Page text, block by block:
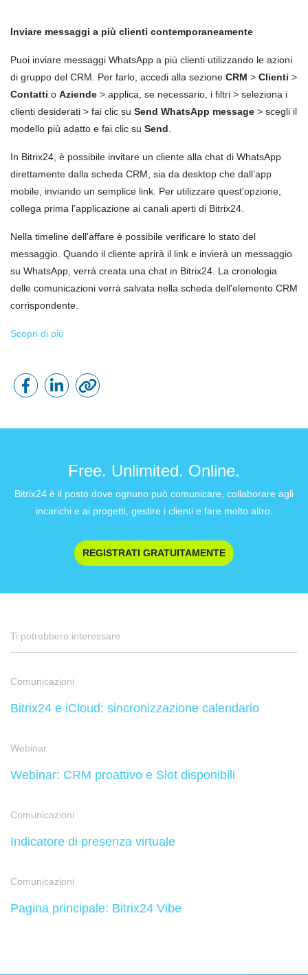
Inviare messaggi a più clienti contemporaneamente
Puoi inviare messaggi WhatsApp a più clienti utilizzando le azioni
di gruppo del CRM. Per farlo, accedi alla sezione CRM > Clienti >
Contatti o Aziende > applica, se necessario, i filtri > seleziona i
clienti desiderati > fai clic su Send WhatsApp message > scegli il
modello più adatto e fai clic su Send
In Bitrix24, è possibile invitare un cliente alla chat di WhatsApp
direttamente dalla scheda CRM, sia da desktop che dall’app
mobile, inviando un semplice link. Per utilizzare quest'opzione,
collega prima l’applicazione ai canali aperti di Bitrix24.
Nella timeline dell'affare è possibile verificare lo stato del
messaggio. Quando il cliente aprirà il link e invierà un messaggio
su WhatsApp, verrà creata una chat in Bitrix24. La cronologia
delle comunicazioni verrà salvata nella scheda dell'elemento CRM
corrispondente.
Scopri di più
Free. Unlimited. Online.
Bitrix24 è il posto dove ognuno può comunicare, collaborare agli
incarichi e ai progetti, gestire i clienti e fare molto altro.
REGISTRATI GRATUITAMENTE
Ti potrebbero interessare
Comunicazioni
Bitrix24 e iCloud: sincronizzazione calendario
Webinar
Webinar: CRM proattivo e Slot disponibili
Comunicazioni
Indicatore di presenza virtuale
Comunicazioni
Pagina principale: Bitrix24 Vibe